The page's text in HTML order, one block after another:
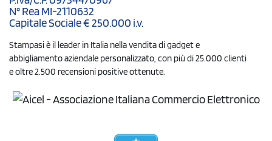
N° Rea MI-2110632
Capitale Sociale € 250.000 i.v.
Stampasi è il leader in Italia nella vendita di gadget e
abbigliamento aziendale personalizzato, con più di 25.000 clienti
e oltre 2.500 recensioni positive ottenute.